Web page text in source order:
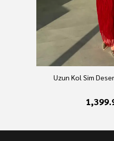
Uzun Kol Sim